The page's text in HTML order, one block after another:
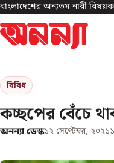
বাংলাদেশের অন্যতম নারী
বিবিধ
কচ্ছপের বেঁচে
অনন্যা ডেস্ক১২ সেপ্টেম্বর, ২০২১১